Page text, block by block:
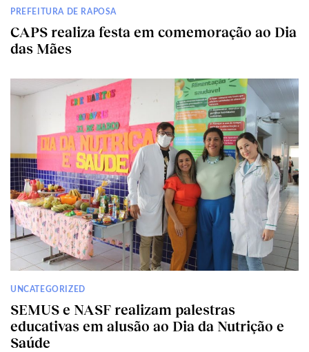
PREFEITURA DE RAPOSA
CAPS realiza festa em comemoração ao Dia
das Mães
UNCATEGORIZED
SEMUS e NASF realizam palestras
educativas em alusão ao Dia da Nutrição e
Saúde